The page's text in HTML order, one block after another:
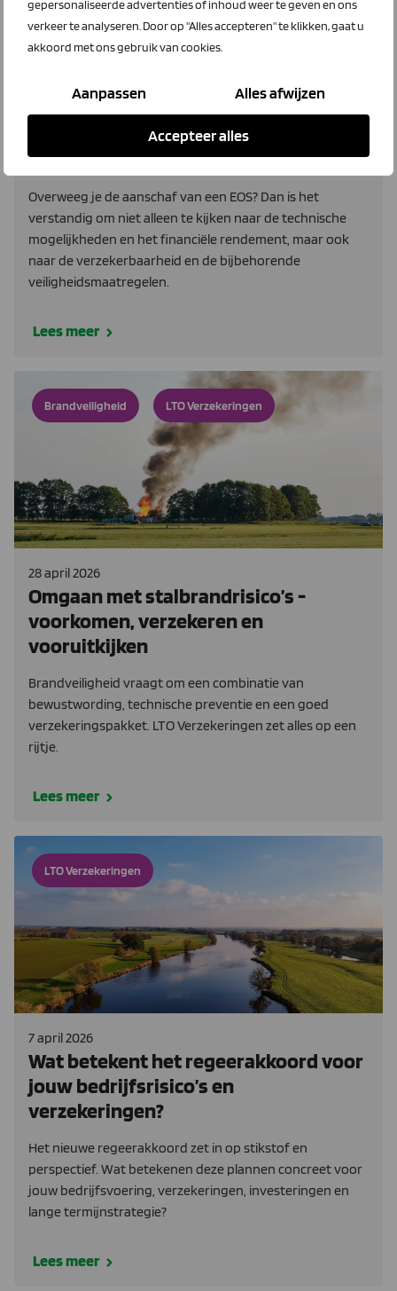
gepersonaliseerde advertenties of inhoud weer te geven en ons
verkeer te analyseren. Door op "Alles accepteren" te klikken, gaat u
akkoord met ons gebruik van cookies.
Aanpassen Alles afwijzen
Accepteer alles
25 juni 2026
Waar moet je op letten bij het
verzekeren van je EOS?
Overweeg je de aanschaf van een EOS? Dan is het
verstandig om niet alleen te kijken naar de technische
mogelijkheden en het financiële rendement, maar ook
naar de verzekerbaarheid en de bijbehorende
veiligheidsmaatregelen.
Lees meer
Brandveiligheid LTO Verzekeringen
28 april 2026
Omgaan met stalbrandrisico’s -
voorkomen, verzekeren en
vooruitkijken
Brandveiligheid vraagt om een combinatie van
bewustwording, technische preventie en een goed
verzekeringspakket. LTO Verzekeringen zet alles op een
rijtje.
Lees meer
LTO Verzekeringen
7 april 2026
Wat betekent het regeerakkoord voor
jouw bedrijfsrisico’s en
verzekeringen?
Het nieuwe regeerakkoord zet in op stikstof en
perspectief. Wat betekenen deze plannen concreet voor
jouw bedrijfsvoering, verzekeringen, investeringen en
lange termijnstrategie?
Lees meer